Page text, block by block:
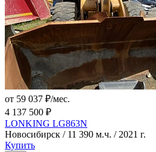
от 59 037 ₽/мес.
4 137 500 ₽
LONKING LG863N
Новосибирск / 11 390 м.ч. / 2021 г.
Купить